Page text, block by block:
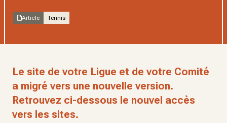
Article Tennis
Le site de votre Ligue et de votre Comité
a migré vers une nouvelle version.
Retrouvez ci-dessous le nouvel accès
vers les sites.